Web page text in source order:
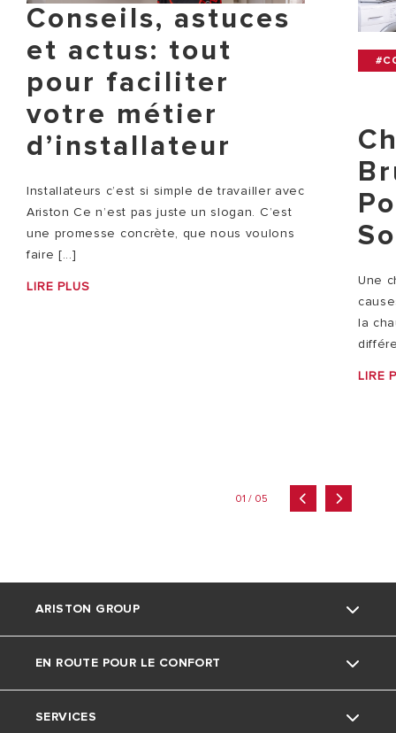
Conseils, astuces
et actus: tout
pour faciliter
votre métier
d’installateur
Installateurs c’est si simple de travailler avec
Ariston Ce n’est pas juste un slogan. C’est
une promesse concrète, que nous voulons
faire [...]
LIRE PLUS
Une
la
LIRE
01 / 05
ARISTON GROUP
La marque Ariston
Le groupe
EN ROUTE POUR LE CONFORT
Actu
SERVICES